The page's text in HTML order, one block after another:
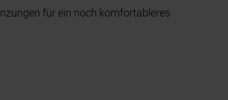
für ein noch komfortableres